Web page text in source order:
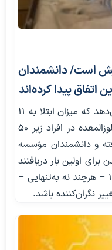
است/ دانشمندان
اتفاق پیدا کرده‌اند
تحلیلی جامع در انگلستان نشان می‌دهد که میزان ابتلا به ۱۱
نوع سرطان از جمله روده، سینه و لوزالمعده در افراد زیر ۵۰
و دانشمندان مؤسسه
اولین بار دریافتند
که روند رو به رشد چاقی از دهه ۱۹۹۰ – هرچند نه به‌تنهایی –
نگران‌کننده باشد.